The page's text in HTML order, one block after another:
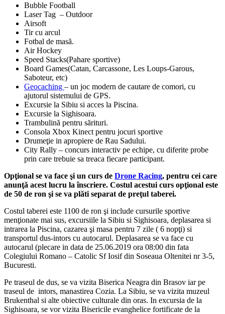
Bubble Football
Laser Tag – Outdoor
Airsoft
Tir cu arcul
Fotbal de masă.
Air Hockey
Speed Stacks(Pahare sportive)
Board Games(Catan, Carcassone, Les Loups-Garous,
Saboteur, etc)
Geocaching – un joc modern de cautare de comori, cu
ajutorul sistemului de GPS.
Excursie la Sibiu si acces la Piscina.
Excursie la Sighisoara.
Trambulină pentru sărituri.
Consola Xbox Kinect pentru jocuri sportive
Drumeţie in apropiere de Rau Sadului.
City Rally – concurs interactiv pe echipe, cu diferite probe
prin care trebuie sa treaca fiecare participant.
Opţional se va face şi un curs de Drone Racing, pentru cei care
anunţă acest lucru la înscriere. Costul acestui curs opţional este
de 50 de ron şi se va plăti separat de preţul taberei.
Costul taberei este 1100 de ron şi include cursurile sportive
menţionate mai sus, excursiile la Sibiu si Sighisoara, deplasarea si
intrarea la Piscina, cazarea şi masa pentru 7 zile ( 6 nopţi) si
transportul dus-intors cu autocarul. Deplasarea se va face cu
autocarul (plecare in data de 25.06.2019 ora 08:00 din fata
Colegiului Romano – Catolic Sf Iosif din Soseaua Oltenitei nr 3-5,
Bucuresti.
Pe traseul de dus, se va vizita Biserica Neagra din Brasov iar pe
traseul de intors, manastirea Cozia. La Sibiu, se va vizita muzeul
Brukenthal si alte obiective culturale din oras. In excursia de la
Sighisoara, se vor vizita Bisericile evanghelice fortificate de la